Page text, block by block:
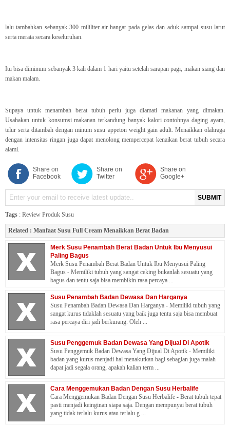
lalu tambahkan sebanyak 300 mililiter air hangat pada gelas dan aduk sampai susu larut
serta merata secara keseluruhan.
Itu bisa diminum sebanyak 3 kali dalam 1 hari yaitu setelah sarapan pagi, makan siang dan
makan malam.
Supaya untuk menambah berat tubuh perlu juga diamati makanan yang dimakan.
Usahakan untuk konsumsi makanan terkandung banyak kalori contohnya daging ayam,
telur serta ditambah dengan minum susu appeton weight gain adult. Menaikkan olahraga
dengan intensitas ringan juga dapat menolong mempercepat kenaikan berat tubuh secara
alami.
Share on
Facebook
Share on
Twitter
Share on
Google+
SUBMIT
Tags : Review Produk Susu
Related : Manfaat Susu Full Cream Menaikkan Berat Badan
Merk Susu Penambah Berat Badan Untuk Ibu Menyusui
Paling Bagus
Merk Susu Penambah Berat Badan Untuk Ibu Menyusui Paling
Bagus - Memiliki tubuh yang sangat ceking bukanlah sesuatu yang
bagus dan tentu saja bisa membikin rasa percaya ...
Susu Penambah Badan Dewasa Dan Harganya
Susu Penambah Badan Dewasa Dan Harganya - Memiliki tubuh yang
sangat kurus tidaklah sesuatu yang baik juga tentu saja bisa membuat
rasa percaya diri jadi berkurang. Oleh ...
Susu Penggemuk Badan Dewasa Yang Dijual Di Apotik
Susu Penggemuk Badan Dewasa Yang Dijual Di Apotik - Memiliki
badan yang kurus menjadi hal menakutkan bagi sebagian juga malah
dapat jadi segala orang, apakah kalian term ...
Cara Menggemukan Badan Dengan Susu Herbalife
Cara Menggemukan Badan Dengan Susu Herbalife - Berat tubuh tepat
pasti menjadi keinginan siapa saja. Dengan mempunyai berat tubuh
yang tidak terlalu kurus atau terlalu g ...